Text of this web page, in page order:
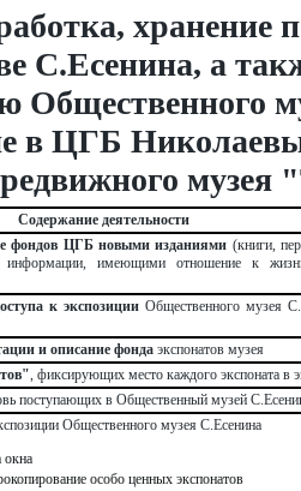
С.Есенина, а
Общественного
в ЦГБ
музея
Содержание деятельности
фондов ЦГБ новыми изданиями (книги,
информации, имеющими отношение к
к экспозиции Общественного музея
и описание фонда экспонатов музея
, фиксирующих место каждого экспоната в
поступающих в Общественный музей
Общественного музея С.Есенина
окна
особо ценных экспонатов